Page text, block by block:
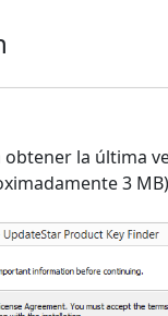
obtener la última
3